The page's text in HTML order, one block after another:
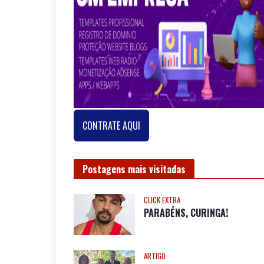
CONTRATE AQUI
Postagens mais visitadas
PARABÉNS, CURINGA!
ARTIGO
Celebração e Reconhecimento
NOSSA BAHIA